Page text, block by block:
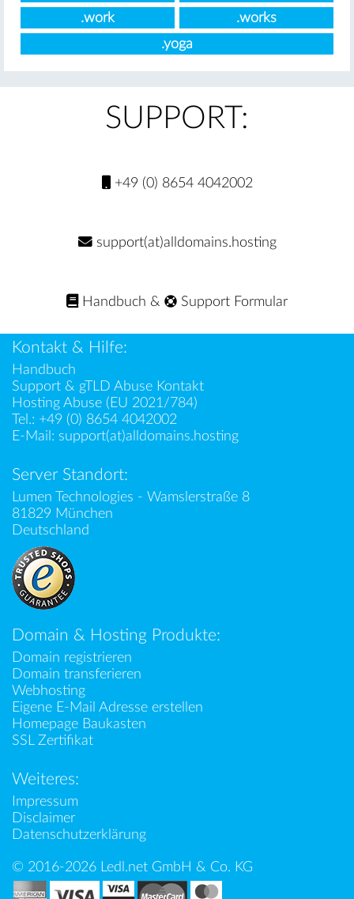
.work
.works
.yoga
SUPPORT:
+49 (0) 8654 4042002
support(at)alldomains.hosting
Handbuch & Support Formular
Kontakt & Hilfe:
Handbuch
Support & gTLD Abuse Kontakt
Hosting Abuse (EU 2021/784)
Tel.: +49 (0) 8654 4042002
E-Mail: support(at)alldomains.hosting
Server Standort:
Lumen Technologies - Wamslerstraße 8
81829 München
Deutschland
Domain & Hosting Produkte:
Domain registrieren
Domain transferieren
Webhosting
Eigene E-Mail Adresse erstellen
Homepage Baukasten
SSL Zertifikat
Weiteres:
Impressum
Disclaimer
Datenschutzerklärung
© 2016-2026 Ledl.net GmbH & Co. KG